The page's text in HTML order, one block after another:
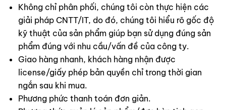
Không chỉ phân phối, chúng tôi còn thực hiện các
giải pháp CNTT/IT, do đó, chúng tôi hiểu rõ gốc độ
kỹ thuật của sản phẩm giúp bạn sử dụng đúng sản
phẩm đúng với nhu cầu/vấn đề của công ty.
Giao hàng nhanh, khách hàng nhận được
license/giấy phép bản quyền chỉ trong thời gian
ngắn sau khi mua.
Phương phức thanh toán đơn giản.